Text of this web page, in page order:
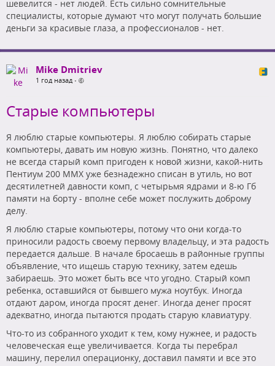
шевелится - нет людей. Есть сильно сомнительные
специалисты, которые думают что могут получать большие
деньги за красивые глаза, а профессионалов - нет.
Mike Dmitriev
1 год назад •
Старые компьютеры
Я люблю старые компьютеры. Я люблю собирать старые
компьютеры, давать им новую жизнь. Понятно, что далеко
не всегда старый комп пригоден к новой жизни, какой-нить
Пентиум 200 ММХ уже безнадежно списан в утиль, но вот
десятилетней давности комп, с четырьмя ядрами и 8-ю Гб
памяти на борту - вполне себе может послужить доброму
делу.
Я люблю старые компьютеры, потому что они когда-то
приносили радость своему первому владельцу, и эта радость
передается дальше. В начале бросаешь в районные группы
объявление, что ищешь старую технику, затем едешь
забираешь. Это может быть все что угодно. Старый комп
ребенка, оставшийся от бывшего мужа ноутбук. Иногда
отдают даром, иногда просят денег. Иногда денег просят
адекватно, иногда пытаются продать старую клавиатуру.
Что-то из собранного уходит к тем, кому нужнее, и радость
человеческая еще увеличивается. Когда ты перебрал
машину, перелил операционку, доставил памяти и все это